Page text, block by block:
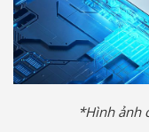
*Hình ảnh